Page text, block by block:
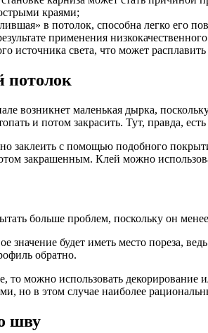
краями;
в потолок, способна легко его
применения
источника света, что может
возникнет маленькая дырка,
и потом закрасить. Тут, правда,
заклеить с помощью подобного
закрашенным. Клей можно
больше проблем, поскольку он
значение будет иметь место пореза,
обратно.
то можно использовать
но в этом случае наиболее
шву